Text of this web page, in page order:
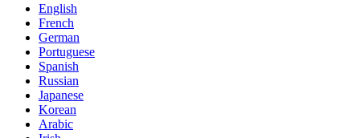
English
French
German
Portuguese
Spanish
Russian
Japanese
Korean
Arabic